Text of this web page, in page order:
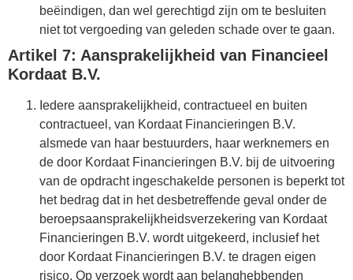
beëindigen, dan wel gerechtigd zijn om te besluiten
niet tot vergoeding van geleden schade over te gaan.
Artikel 7: Aansprakelijkheid van Financieel
Kordaat B.V.
Iedere aansprakelijkheid, contractueel en buiten
contractueel, van Kordaat Financieringen B.V.
alsmede van haar bestuurders, haar werknemers en
de door Kordaat Financieringen B.V. bij de uitvoering
van de opdracht ingeschakelde personen is beperkt tot
het bedrag dat in het desbetreffende geval onder de
beroepsaansprakelijkheidsverzekering van Kordaat
Financieringen B.V. wordt uitgekeerd, inclusief het
door Kordaat Financieringen B.V. te dragen eigen
risico. Op verzoek wordt aan belanghebbenden